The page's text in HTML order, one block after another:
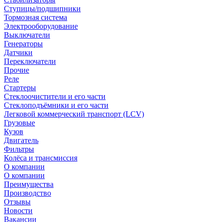
Ступицы/подшипники
Тормозная система
Электрооборудование
Выключатели
Генераторы
Датчики
Переключатели
Прочие
Реле
Стартеры
Стеклоочистители и его части
Стеклоподъёмники и его части
Легковой коммерческий транспорт (LCV)
Грузовые
Кузов
Двигатель
Фильтры
Колёса и трансмиссия
О компании
О компании
Преимущества
Производство
Отзывы
Новости
Вакансии